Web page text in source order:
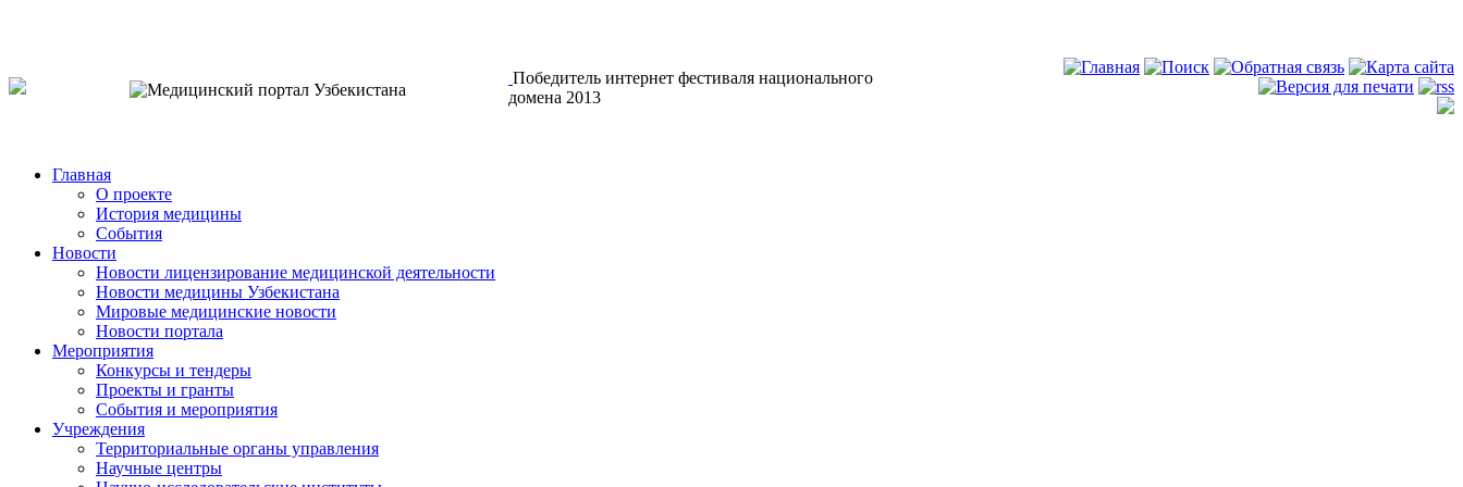
Победитель интернет фестиваля национального
домена 2013
Главная
О проекте
История медицины
События
Новости
Новости лицензирование медицинской деятельности
Новости медицины Узбекистана
Мировые медицинские новости
Новости портала
Мероприятия
Конкурсы и тендеры
Проекты и гранты
События и мероприятия
Учреждения
Территориальные органы управления
Научные центры